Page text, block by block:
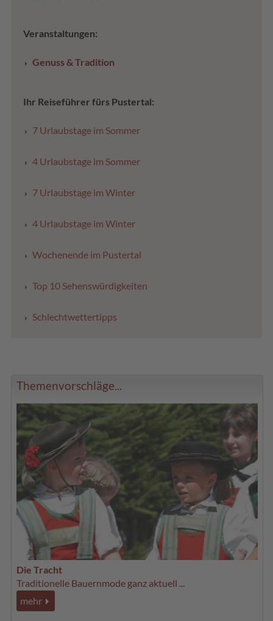
Veranstaltungen:
Genuss & Tradition
Ihr Reiseführer fürs Pustertal:
7 Urlaubstage im Sommer
4 Urlaubstage im Sommer
7 Urlaubstage im Winter
4 Urlaubstage im Winter
Wochenende im Pustertal
Top 10 Sehenswürdigkeiten
Schlechtwettertipps
Themenvorschläge...
Die Tracht
Traditionelle Bauernmode ganz aktuell ...
mehr